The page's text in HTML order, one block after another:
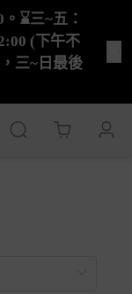
⌛三~五：
(下午不
三~日最後
Cart